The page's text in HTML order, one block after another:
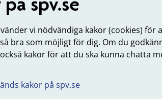
vi nödvändiga kakor (cookies) för
bra som möjligt för dig. Om du
kakor för att du ska kunna chatta
kakor på spv.se
På den del som du får
så kalladslutbetalning.
fortsätter att betala in pengar till
ålderspension ITPK-P.
betalar också en engångspremie